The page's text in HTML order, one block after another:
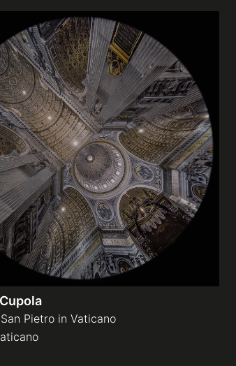
Pietro in Vaticano